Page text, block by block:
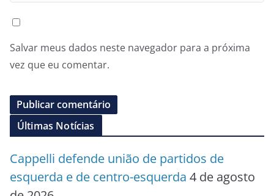
Salvar meus dados neste navegador para a próxima
vez que eu comentar.
Últimas Notícias
Cappelli defende união de partidos de
esquerda e de centro-esquerda 4 de agosto